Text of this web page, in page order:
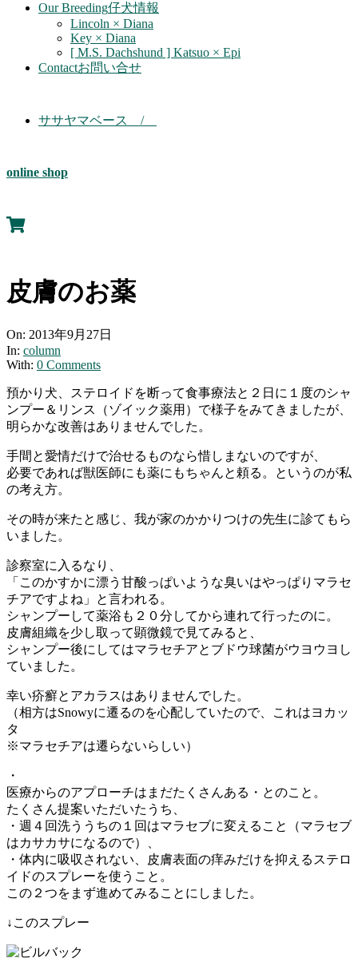
Our Breeding仔犬情報
Lincoln × Diana
Key × Diana
[ M.S. Dachshund ] Katsuo × Epi
Contactお問い合せ
ササヤマベース /
online shop
皮膚のお薬
On: 2013年9月27日
In: column
With: 0 Comments
預かり犬、ステロイドを断って食事療法と２日に１度のシャ
ンプー＆リンス（ゾイック薬用）で様子をみてきましたが、
明らかな改善はありませんでした。
手間と愛情だけで治せるものなら惜しまないのですが、
必要であれば獣医師にも薬にもちゃんと頼る。というのが私
の考え方。
その時が来たと感じ、我が家のかかりつけの先生に診てもら
いました。
診察室に入るなり、
「このかすかに漂う甘酸っぱいような臭いはやっぱりマラセ
チアですよね」と言われる。
シャンプーして薬浴も２０分してから連れて行ったのに。
皮膚組織を少し取って顕微鏡で見てみると、
シャンプー後にしてはマラセチアとブドウ球菌がウヨウヨし
ていました。
幸い疥癬とアカラスはありませんでした。
（相方はSnowyに遷るのを心配していたので、これはヨカッ
タ
※マラセチアは遷らないらしい）
・
医療からのアプローチはまだたくさんある・とのこと。
たくさん提案いただいたうち、
・週４回洗ううちの１回はマラセブに変えること（マラセブ
はカサカサになるので）、
・体内に吸収されない、皮膚表面の痒みだけを抑えるステロ
イドのスプレーを使うこと。
この２つをまず進めてみることにしました。
↓このスプレー